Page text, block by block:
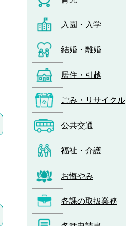
入園・入学
結婚・離婚
居住・引越
ごみ・リサイクル
公共交通
福祉・介護
お悔やみ
各課の取扱業務